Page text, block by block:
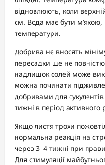
відновлюють, коли
см. Вода має бути м’якою,
температури.
Добрива не вносять
пересадки ще не повністю
надлишок солей може
можна починати
добривами для
тижні в період активного
Якщо листя трохи
нормальна реакція на
через 3–4 тижні при
Для стимуляції